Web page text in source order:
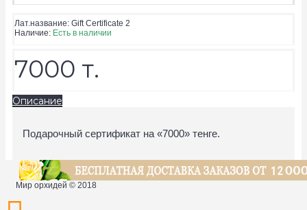
Лат.название: Gift Certificate 2
Наличие: Есть в наличии
7000 т.
Описание
Подарочный сертификат на «7000» тенге.
Мир орхидей © 2018